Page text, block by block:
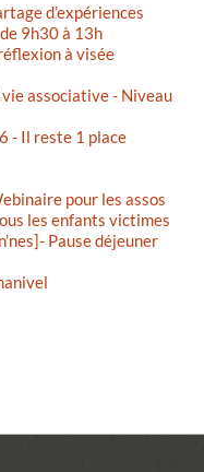
d’expériences
9h30 à 13h
à visée
associative - Niveau
- Il reste 1 place
pour les assos
les enfants victimes
Pause déjeuner